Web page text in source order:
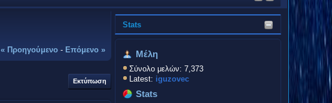
Stats
Μέλη
Σύνολο μελών: 7,373
Latest: iguzovec
Stats
« Προηγούμενο - Επόμενο »
Εκτύπωση